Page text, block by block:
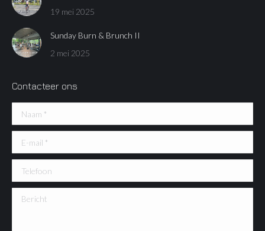
19 mei 2025
Sunday Burn & Brunch II
2 mei 2025
Contacteer ons
Naam *
E-mail *
Telefoon
Bericht